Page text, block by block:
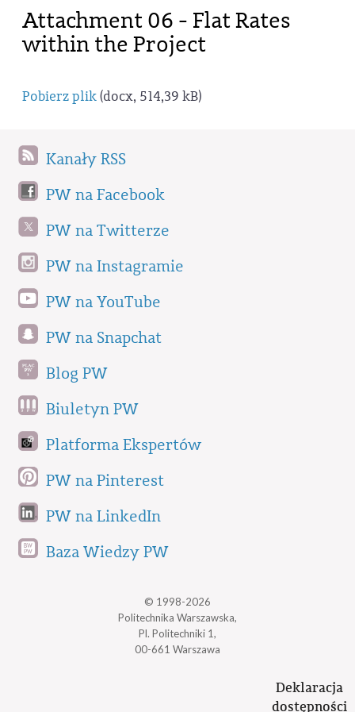
Attachment 06 - Flat Rates
within the Project
Pobierz plik(docx, 514,39 kB)
Kanały RSS
PW na Facebook
PW na Twitterze
PW na Instagramie
PW na YouTube
PW na Snapchat
Blog PW
Biuletyn PW
Platforma Ekspertów
PW na Pinterest
PW na LinkedIn
Baza Wiedzy PW
© 1998-2026
Politechnika Warszawska,
Pl. Politechniki 1,
00-661 Warszawa
Deklaracja
dostępności